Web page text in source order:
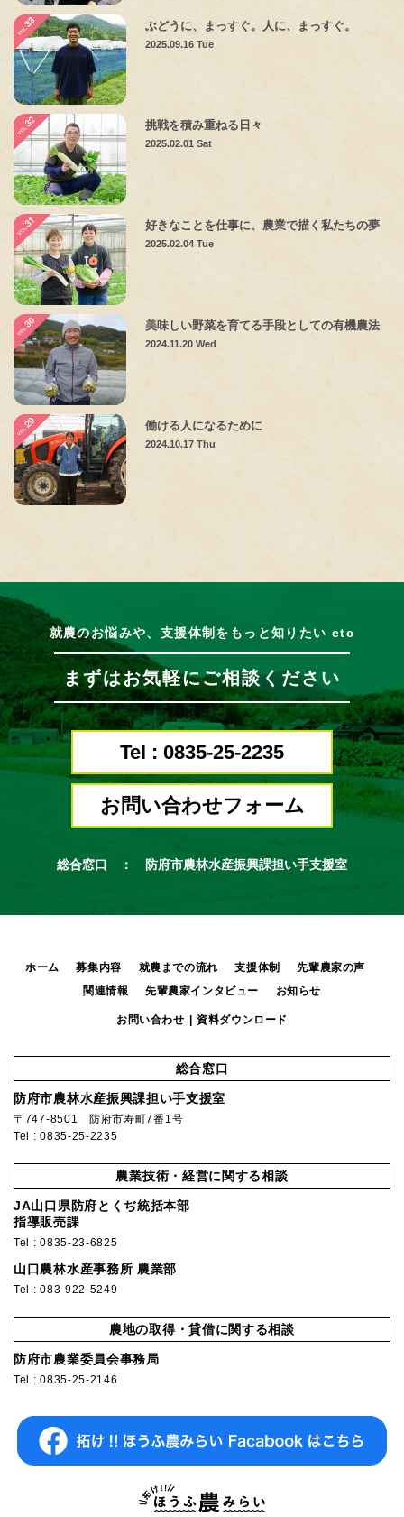
ぶどうに、まっすぐ。人に、まっすぐ。
2025.09.16 Tue
挑戦を積み重ねる日々
2025.02.01 Sat
好きなことを仕事に、農業で描く私たちの夢
2025.02.04 Tue
美味しい野菜を育てる手段としての有機農法
2024.11.20 Wed
働ける人になるために
2024.10.17 Thu
就農のお悩みや、支援体制をもっと知りたい etc
まずはお気軽にご相談ください
Tel : 0835-25-2235
お問い合わせフォーム
総合窓口 ： 防府市農林水産振興課担い手支援室
ホーム 募集内容 就農までの流れ 支援体制
先輩農家の声
関連情報
先輩農家インタビュー お知らせ
お問い合わせ 資料ダウンロード
総合窓口
防府市農林水産振興課担い手支援室
〒747-8501 防府市寿町7番1号
Tel : 0835-25-2235
農業技術・経営に関する相談
JA山口県防府とくぢ統括本部
指導販売課
Tel : 0835-23-6825
山口農林水産事務所 農業部
Tel : 083-922-5249
農地の取得・貸借に関する相談
防府市農業委員会事務局
Tel : 0835-25-2146